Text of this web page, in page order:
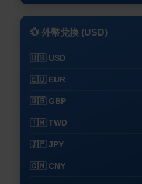
💱 外幣兌換 (USD)
🇺🇸 USD
🇪🇺 EUR
🇬🇧 GBP
🇹🇼 TWD
🇯🇵 JPY
🇨🇳 CNY